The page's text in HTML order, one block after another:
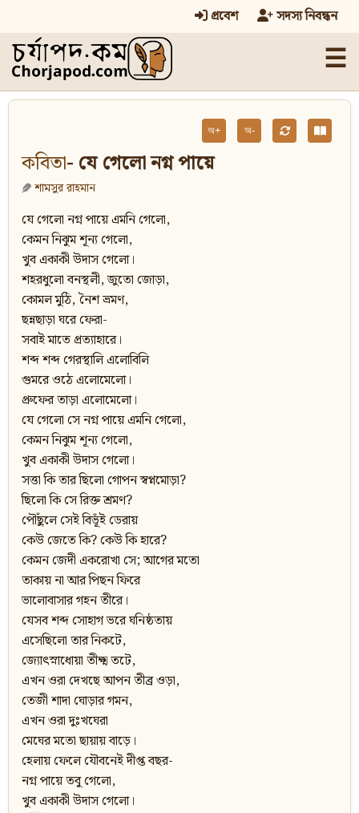
প্রবেশ সদস্য নিবন্ধন
☰
অ+ অ-
কবিতা- যে গেলো নগ্ন পায়ে
শামসুর রাহমান
যে গেলো নগ্ন পায়ে এমনি গেলো,
কেমন নিঝুম শূন্য গেলো,
খুব একাকী উদাস গেলো।
শহরধুলো বনস্থলী, জুতো জোড়া,
কোমল মুঠি, নৈশ ভ্রমণ,
ছন্নছাড়া ঘরে ফেরা-
সবাই মাতে প্রত্যাহারে।
শব্দ শব্দ গেরস্থালি এলোবিলি
গুমরে ওঠে এলোমেলো।
প্রুফের তাড়া এলোমেলো।
যে গেলো সে নগ্ন পায়ে এমনি গেলো,
কেমন নিঝুম শূন্য গেলো,
খুব একাকী উদাস গেলো।
সত্তা কি তার ছিলো গোপন স্বপ্নমোড়া?
ছিলো কি সে রিক্ত শ্রমণ?
পৌঁছুলে সেই বিভূঁই ডেরায়
কেউ জেতে কি? কেউ কি হারে?
কেমন জেদী একরোখা সে; আগের মতো
তাকায় না আর পিছন ফিরে
ভালোবাসার গহন তীরে।
যেসব শব্দ সোহাগ ভরে ঘনিষ্ঠতায়
এসেছিলো তার নিকটে,
জ্যোৎস্নাধোয়া তীক্ষ্ম তটে,
এখন ওরা দেখছে আপন তীব্র ওড়া,
তেজী শাদা ঘোড়ার গমন,
এখন ওরা দুঃখঘেরা
মেঘের মতো ছায়ায় বাড়ে।
হেলায় ফেলে যৌবনেই দীপ্ত বছর-
নগ্ন পায়ে তবু গেলো,
খুব একাকী উদাস গেলো।